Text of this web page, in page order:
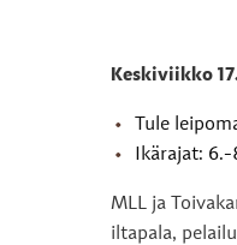
Keskiviikko
Tule
Ikärajat: 6.-
MLL ja
iltapala,